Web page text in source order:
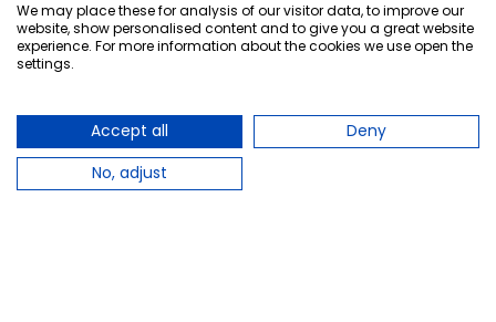
We may place these for analysis of our visitor data, to improve our
website, show personalised content and to give you a great website
experience. For more information about the cookies we use open the
settings.
Accept all
Deny
No, adjust